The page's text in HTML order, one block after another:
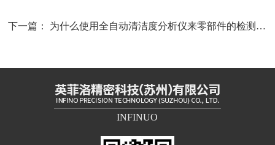
下一篇： 为什么使用全自动清洁度分析仪来零部件的检测清洁度？
INFINUO